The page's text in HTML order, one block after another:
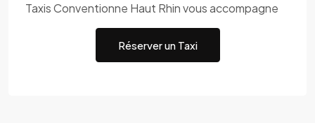
Taxis Conventionne Haut Rhin vous accompagne
Réserver un Taxi